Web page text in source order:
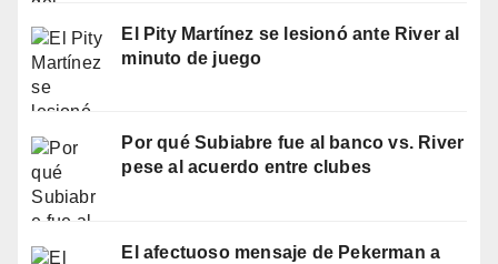
El Pity Martínez se lesionó ante River al
minuto de juego
Por qué Subiabre fue al banco vs. River
pese al acuerdo entre clubes
El afectuoso mensaje de Pekerman a